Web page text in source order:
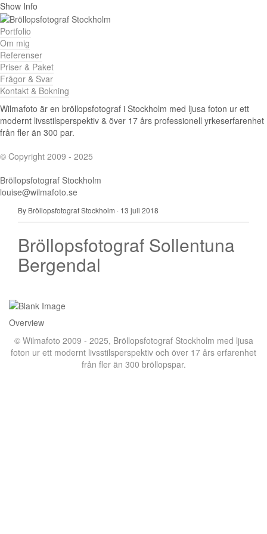
Show Info
Portfolio
Om mig
Referenser
Priser & Paket
Frågor & Svar
Kontakt & Bokning
Wilmafoto är en bröllopsfotograf i Stockholm med ljusa foton ur ett
modernt livsstilsperspektiv & över 17 års professionell yrkeserfarenhet
från fler än 300 par.
© Copyright 2009 - 2025
Bröllopsfotograf Stockholm
louise@wilmafoto.se
By Bröllopsfotograf Stockholm · 13 juli 2018
Bröllopsfotograf Sollentuna
Bergendal
Overview
© Wilmafoto 2009 - 2025, Bröllopsfotograf Stockholm med ljusa
foton ur ett modernt livsstilsperspektiv och över 17 års erfarenhet
från fler än 300 bröllopspar.